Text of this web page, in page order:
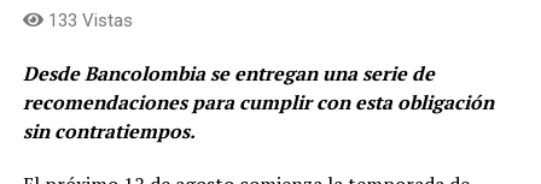
133 Vistas
Desde Bancolombia se entregan una serie de
recomendaciones para cumplir con esta obligación
sin contratiempos.